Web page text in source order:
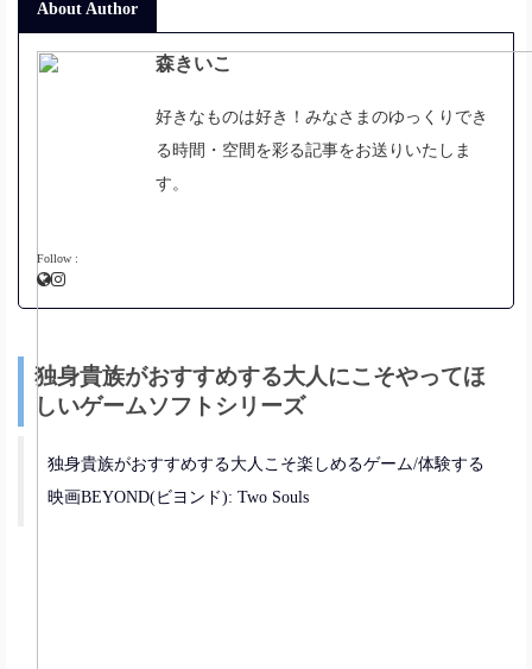
Follow :
森きいこ
好きなものは好き！みなさまのゆっくりでき
る時間・空間を彩る記事をお送りいたしま
す。
独身貴族がおすすめする大人にこそやってほ
しいゲームソフトシリーズ
独身貴族がおすすめする大人こそ楽しめるゲーム/体験する
映画BEYOND(ビヨンド): Two Souls